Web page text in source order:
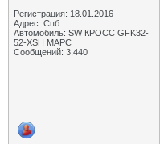
Регистрация: 18.01.2016
Адрес: Спб
Автомобиль: SW КРОСС GFK32-
52-XSH МАРС
Сообщений: 3,440